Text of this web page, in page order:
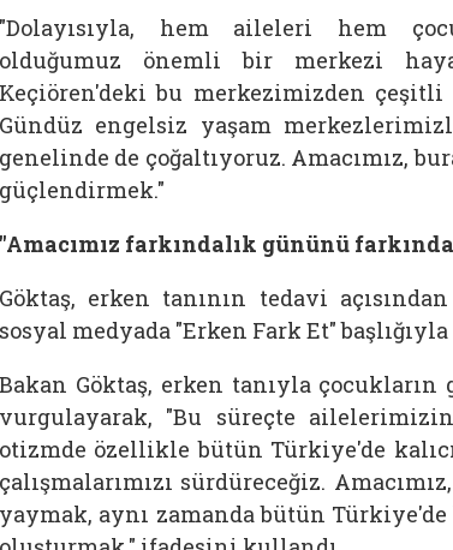
"Dolayısıyla, hem aileleri hem
olduğumuz önemli bir merkezi
Keçiören'deki bu merkezimizden çeşitli
Gündüz engelsiz yaşam
genelinde de çoğaltıyoruz. Amacımız,
güçlendirmek."
"Amacımız farkındalık gününü
Göktaş, erken tanının tedavi
sosyal medyada "Erken Fark Et"
Bakan Göktaş, erken tanıyla
vurgulayarak, "Bu süreçte
otizmde özellikle bütün Türkiye'de
çalışmalarımızı sürdüreceğiz.
yaymak, aynı zamanda bütün